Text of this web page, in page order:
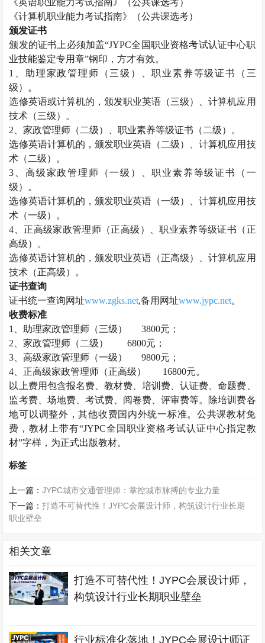
《英语职业能力考试指南》（公共课选考）
《计算机职业能力考试指南》（公共课选考）
颁发证书
颁发的证书上必须加盖“JYPC全国职业资格考试认证中心职
业技能鉴定专用章”钢印，方才有效。
1、助理家政管理师 （三级）、职业素养等级证书（三
级）。
选修英语或计算机的，颁发职业英语（三级）、计算机应用
技术（三级）。
2、家政管理师 （二级）、职业素养等级证书（二级）。
选修英语计算机的，颁发职业英语（二级）、计算机应用技
术（二级）。
3、高级家政管理师 （一级）、职业素养等级证书（一
级）。
选修英语计算机的，颁发职业英语（一级）、计算机应用技
术（一级）。
4、正高级家政管理师 （正高级）、职业素养等级证书（正
高级）。
选修英语计算机的，颁发职业英语（正高级）、计算机应用
技术（正高级）。
证书查询
证书统一查询网址www.zgks.net,备用网址www.jypc.net。
收费标准
1、助理家政管理师 （三级）
3800元；
2、家政管理师 （二级）
6800元；
3、高级家政管理师 （一级）
9800元；
4、正高级家政管理师 （正高级）
16800元。
以上费用包含报名费、教材费、培训费、认证费、命题费、
监考费、场地费、考试费、阅卷费、评审费等。除培训费各
地可以调整外，其他收费国内外统一标准。公共课教材免
费，教材上带有“JYPC全国职业资格考试认证中心指定教
材”字样，为正式出版教材。
标签
上一篇：JYPC城市交通管理师：掌控城市脉搏的专业力量
下一篇：打造不可替代性！JYPC会展设计师，构筑设计行业长期
职业壁垒
相关文章
打造不可替代性！JYPC会展设计师，
构筑设计行业长期职业壁垒
行业标准化落地！JYPC会展设计师证